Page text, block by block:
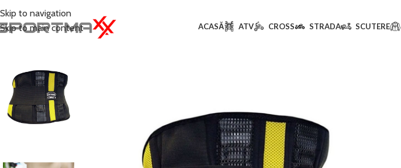
Skip to navigation
Skip to main content
ACASĂ ATV CROSS STRADA SCUTERE